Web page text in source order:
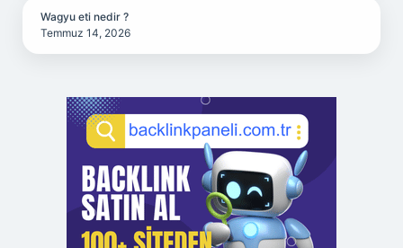
Wagyu eti nedir ?
Temmuz 14, 2026